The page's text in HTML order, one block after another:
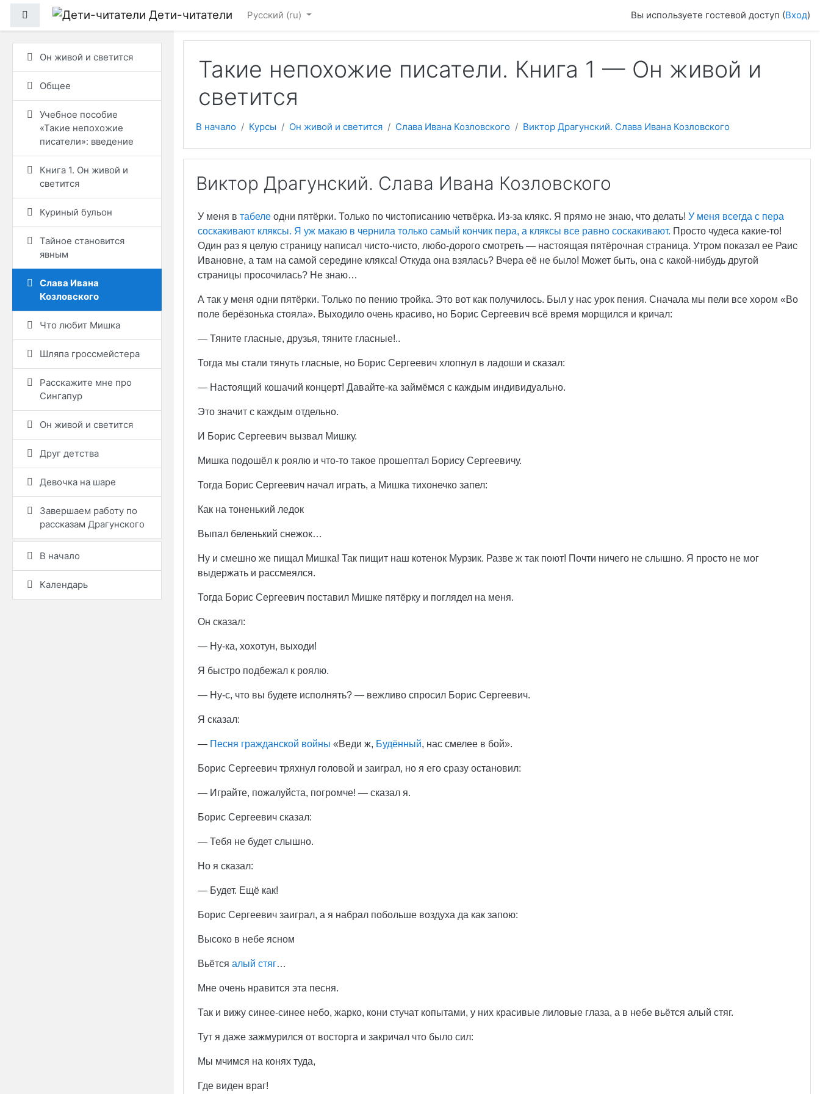
Боковая панель Дети-читатели Русский ‎(ru)‎ Вы используете гостевой доступ (Вход)
Он живой и светится
Общее
Учебное пособие
«Такие непохожие
писатели»: введение
Книга 1. Он живой и
светится
Куриный бульон
Тайное становится
явным
Слава Ивана
Козловского
Что любит Мишка
Шляпа гроссмейстера
Расскажите мне про
Сингапур
Он живой и светится
Друг детства
Девочка на шаре
Завершаем работу по
рассказам Драгунского
В начало
Календарь
Такие непохожие писатели. Книга 1 — Он живой и
светится
В начало Курсы Он живой и светится Слава Ивана Козловского Виктор Драгунский. Слава Ивана Козловского
Виктор Драгунский. Слава Ивана Козловского
У меня в табеле одни пятёрки. Только по чистописанию четвёрка. Из-за клякс. Я прямо не знаю, что делать! У меня всегда с пера
соскакивают кляксы. Я уж макаю в чернила только самый кончик пера, а кляксы все равно соскакивают. Просто чудеса какие-то!
Один раз я целую страницу написал чисто-чисто, любо-дорого смотреть — настоящая пятёрочная страница. Утром показал ее Раисе
Ивановне, а там на самой середине клякса! Откуда она взялась? Вчера её не было! Может быть, она с какой-нибудь другой
страницы просочилась? Не знаю…
А так у меня одни пятёрки. Только по пению тройка. Это вот как получилось. Был у нас урок пения. Сначала мы пели все хором «Во
поле берёзонька стояла». Выходило очень красиво, но Борис Сергеевич всё время морщился и кричал:
— Тяните гласные, друзья, тяните гласные!..
Тогда мы стали тянуть гласные, но Борис Сергеевич хлопнул в ладоши и сказал:
— Настоящий кошачий концерт! Давайте-ка займёмся с каждым индивидуально.
Это значит с каждым отдельно.
И Борис Сергеевич вызвал Мишку.
Мишка подошёл к роялю и что-то такое прошептал Борису Сергеевичу.
Тогда Борис Сергеевич начал играть, а Мишка тихонечко запел:
Как на тоненький ледок
Выпал беленький снежок…
Ну и смешно же пищал Мишка! Так пищит наш котенок Мурзик. Разве ж так поют! Почти ничего не слышно. Я просто не мог
выдержать и рассмеялся.
Тогда Борис Сергеевич поставил Мишке пятёрку и поглядел на меня.
Он сказал:
— Ну-ка, хохотун, выходи!
Я быстро подбежал к роялю.
— Ну-с, что вы будете исполнять? — вежливо спросил Борис Сергеевич.
Я сказал:
— Песня гражданской войны «Веди ж, Будённый, нас смелее в бой».
Борис Сергеевич тряхнул головой и заиграл, но я его сразу остановил:
— Играйте, пожалуйста, погромче! — сказал я.
Борис Сергеевич сказал:
— Тебя не будет слышно.
Но я сказал:
— Будет. Ещё как!
Борис Сергеевич заиграл, а я набрал побольше воздуха да как запою:
Высоко в небе ясном
Вьётся алый стяг…
Мне очень нравится эта песня.
Так и вижу синее-синее небо, жарко, кони стучат копытами, у них красивые лиловые глаза, а в небе вьётся алый стяг.
Тут я даже зажмурился от восторга и закричал что было сил:
Мы мчимся на конях туда,
Где виден враг!